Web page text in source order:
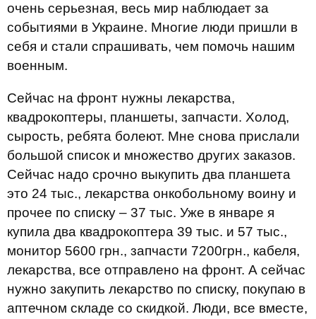
очень серьезная, весь мир наблюдает за
событиями в Украине. Многие люди пришли в
себя и стали спрашивать, чем помочь нашим
военным.
Сейчас на фронт нужны лекарства,
квадрокоптеры, планшеты, запчасти. Холод,
сырость, ребята болеют. Мне снова прислали
большой список и множество других заказов.
Сейчас надо срочно выкупить два планшета
это 24 тыс., лекарства онкобольному воину и
прочее по списку – 37 тыс. Уже в январе я
купила два квадрокоптера 39 тыс. и 57 тыс.,
монитор 5600 грн., запчасти 7200грн., кабеля,
лекарства, все отправлено на фронт. А сейчас
нужно закупить лекарство по списку, покупаю в
аптечном складе со скидкой. Люди, все вместе,